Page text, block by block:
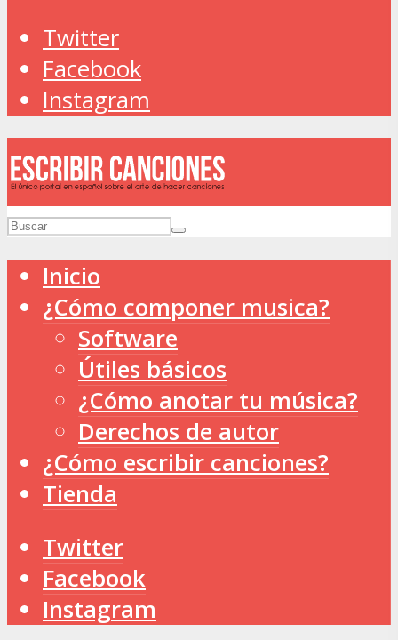
Twitter
Facebook
Instagram
Inicio
¿Cómo componer musica?
Software
Útiles básicos
¿Cómo anotar tu música?
Derechos de autor
¿Cómo escribir canciones?
Tienda
Twitter
Facebook
Instagram